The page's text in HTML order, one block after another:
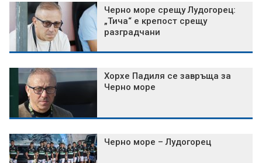
Черно море срещу Лудогорец:
„Тича“ е крепост срещу
разградчани
Хорхе Падиля се завръща за
Черно море
Черно море – Лудогорец